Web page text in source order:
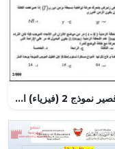
اختبار قصير نموذج 2 (فيزياء) الثاني عشر